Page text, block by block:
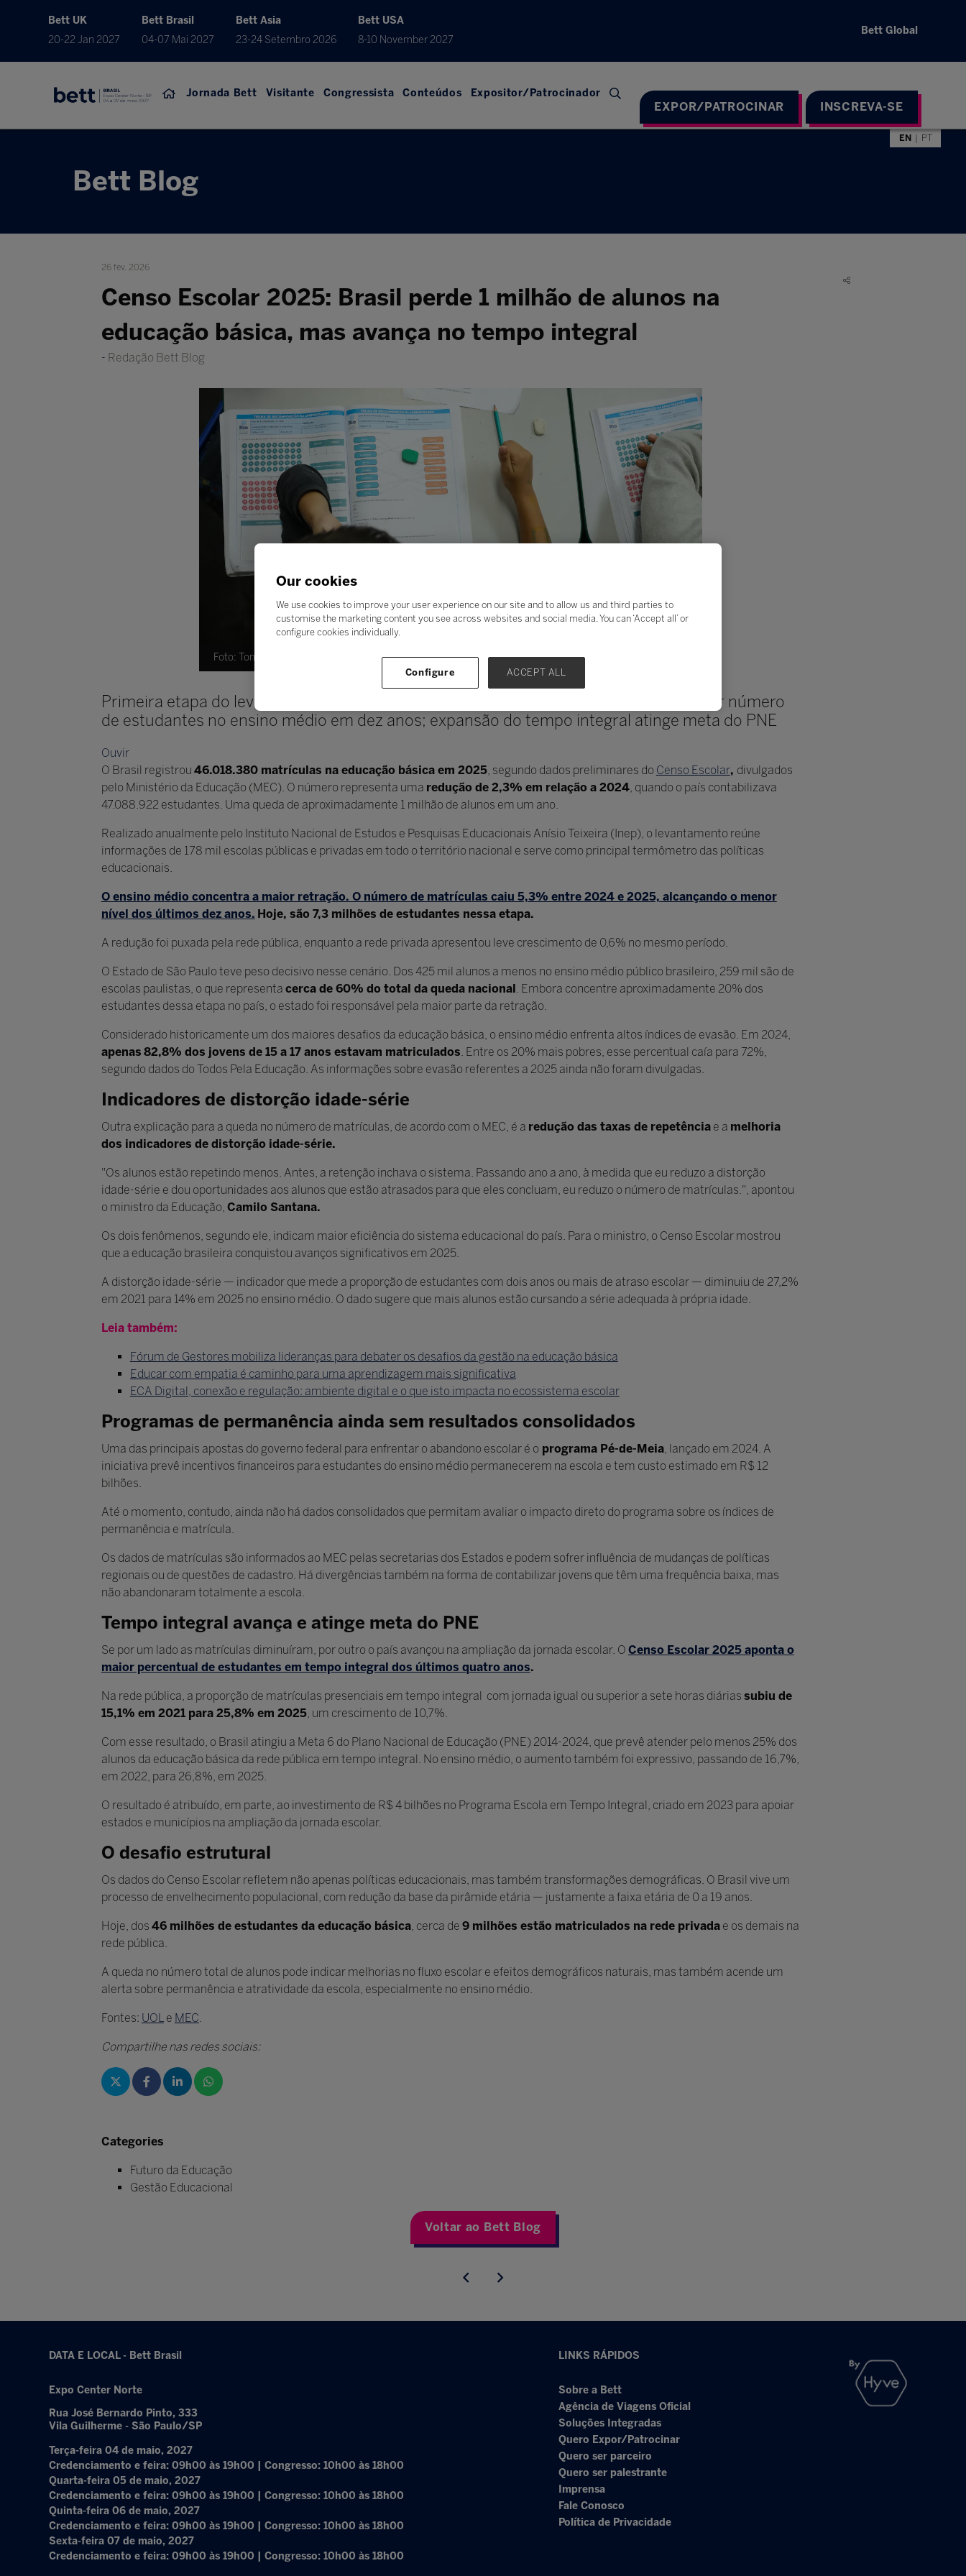
Bett UK
20-22 Jan 2027
Bett Brasil
04-07 Mai 2027
Bett Asia
23-24 Setembro 2026
Bett USA
8-10 November 2027
Bett Global
Jornada Bett Visitante Congressista Conteúdos Expositor/Patrocinador
EXPOR/PATROCINAR INSCREVA-SE
EN PT
Bett Blog
26 fev. 2026
Censo Escolar 2025: Brasil perde 1 milhão de alunos na
educação básica, mas avança no tempo integral
Redação Bett Blog
Foto: Tomaz Silva/Agência Brasil
Primeira etapa do levantamento do MEC revela queda de 2,3% nas matrículas e menor número
de estudantes no ensino médio em dez anos; expansão do tempo integral atinge meta do PNE
Ouvir
O Brasil registrou 46.018.380 matrículas na educação básica em 2025, segundo dados preliminares do Censo Escolar, divulgados
pelo Ministério da Educação (MEC). O número representa uma redução de 2,3% em relação a 2024, quando o país contabilizava
47.088.922 estudantes. Uma queda de aproximadamente 1 milhão de alunos em um ano.
Realizado anualmente pelo Instituto Nacional de Estudos e Pesquisas Educacionais Anísio Teixeira (Inep), o levantamento reúne
informações de 178 mil escolas públicas e privadas em todo o território nacional e serve como principal termômetro das políticas
educacionais.
O ensino médio concentra a maior retração. O número de matrículas caiu 5,3% entre 2024 e 2025, alcançando o menor
nível dos últimos dez anos. Hoje, são 7,3 milhões de estudantes nessa etapa.
A redução foi puxada pela rede pública, enquanto a rede privada apresentou leve crescimento de 0,6% no mesmo período.
O Estado de São Paulo teve peso decisivo nesse cenário. Dos 425 mil alunos a menos no ensino médio público brasileiro, 259 mil são de
escolas paulistas, o que representa cerca de 60% do total da queda nacional. Embora concentre aproximadamente 20% dos
estudantes dessa etapa no país, o estado foi responsável pela maior parte da retração.
Considerado historicamente um dos maiores desafios da educação básica, o ensino médio enfrenta altos índices de evasão. Em 2024,
apenas 82,8% dos jovens de 15 a 17 anos estavam matriculados. Entre os 20% mais pobres, esse percentual caía para 72%,
segundo dados do Todos Pela Educação. As informações sobre evasão referentes a 2025 ainda não foram divulgadas.
Indicadores de distorção idade-série
Outra explicação para a queda no número de matrículas, de acordo com o MEC, é a redução das taxas de repetênciae a melhoria
dos indicadores de distorção idade-série.
"Os alunos estão repetindo menos. Antes, a retenção inchava o sistema. Passando ano a ano, à medida que eu reduzo a distorção
idade-série e dou oportunidades aos alunos que estão atrasados para que eles concluam, eu reduzo o número de matrículas.", apontou
o ministro da Educação, Camilo Santana.
Os dois fenômenos, segundo ele, indicam maior eficiência do sistema educacional do país. Para o ministro, o Censo Escolar mostrou
que a educação brasileira conquistou avanços significativos em 2025.
A distorção idade-série — indicador que mede a proporção de estudantes com dois anos ou mais de atraso escolar — diminuiu de 27,2%
em 2021 para 14% em 2025 no ensino médio. O dado sugere que mais alunos estão cursando a série adequada à própria idade.
Leia também:
Fórum de Gestores mobiliza lideranças para debater os desafios da gestão na educação básica
Educar com empatia é caminho para uma aprendizagem mais significativa
ECA Digital, conexão e regulação: ambiente digital e o que isto impacta no ecossistema escolar
Programas de permanência ainda sem resultados consolidados
Uma das principais apostas do governo federal para enfrentar o abandono escolar é oprograma Pé-de-Meia, lançado em 2024. A
iniciativa prevê incentivos financeiros para estudantes do ensino médio permanecerem na escola e tem custo estimado em R$ 12
bilhões.
Até o momento, contudo, ainda não há dados consolidados que permitam avaliar o impacto direto do programa sobre os índices de
permanência e matrícula.
Os dados de matrículas são informados ao MEC pelas secretarias dos Estados e podem sofrer influência de mudanças de políticas
regionais ou de questões de cadastro. Há divergências também na forma de contabilizar jovens que têm uma frequência baixa, mas
não abandonaram totalmente a escola.
Tempo integral avança e atinge meta do PNE
Se por um lado as matrículas diminuíram, por outro o país avançou na ampliação da jornada escolar. O Censo Escolar 2025 aponta o
maior percentual de estudantes em tempo integral dos últimos quatro anos.
Na rede pública, a proporção de matrículas presenciais em tempo integral com jornada igual ou superior a sete horas diárias subiu de
15,1% em 2021 para 25,8% em 2025, um crescimento de 10,7%.
Com esse resultado, o Brasil atingiu a Meta 6 do Plano Nacional de Educação (PNE) 2014-2024, que prevê atender pelo menos 25% dos
alunos da educação básica da rede pública em tempo integral. No ensino médio, o aumento também foi expressivo, passando de 16,7%,
em 2022, para 26,8%, em 2025.
O resultado é atribuído, em parte, ao investimento de R$ 4 bilhões no Programa Escola em Tempo Integral, criado em 2023 para apoiar
estados e municípios na ampliação da jornada escolar.
O desafio estrutural
Os dados do Censo Escolar refletem não apenas políticas educacionais, mas também transformações demográficas. O Brasil vive um
processo de envelhecimento populacional, com redução da base da pirâmide etária — justamente a faixa etária de 0 a 19 anos.
Hoje, dos 46 milhões de estudantes da educação básica, cerca de 9 milhões estão matriculados na rede privadae os demais na
rede pública.
A queda no número total de alunos pode indicar melhorias no fluxo escolar e efeitos demográficos naturais, mas também acende um
alerta sobre permanência e atratividade da escola, especialmente no ensino médio.
Fontes: UOLe MEC.
Compartilhe nas redes sociais:
Categories
Futuro da Educação
Gestão Educacional
Voltar ao Bett Blog
DATA E LOCAL - Bett Brasil
Expo Center Norte
Rua José Bernardo Pinto, 333
Vila Guilherme - São Paulo/SP
Terça-feira 04 de maio, 2027
Credenciamento e feira: 09h00 às 19h00 | Congresso: 10h00 às 18h00
Quarta-feira 05 de maio, 2027
Credenciamento e feira: 09h00 às 19h00 | Congresso: 10h00 às 18h00
Quinta-feira 06 de maio, 2027
Credenciamento e feira: 09h00 às 19h00 | Congresso: 10h00 às 18h00
Sexta-feira 07 de maio, 2027
Credenciamento e feira: 09h00 às 19h00 | Congresso: 10h00 às 18h00
LINKS RÁPIDOS
Sobre a Bett
Agência de Viagens Oficial
Soluções Integradas
Quero Expor/Patrocinar
Quero ser parceiro
Quero ser palestrante
Imprensa
Fale Conosco
Política de Privacidade
Our cookies
We use cookies to improve your user experience on our site and to allow us and third parties to
customise the marketing content you see across websites and social media. You can ‘Accept all’ or
configure cookies individually.
Configure ACCEPT ALL